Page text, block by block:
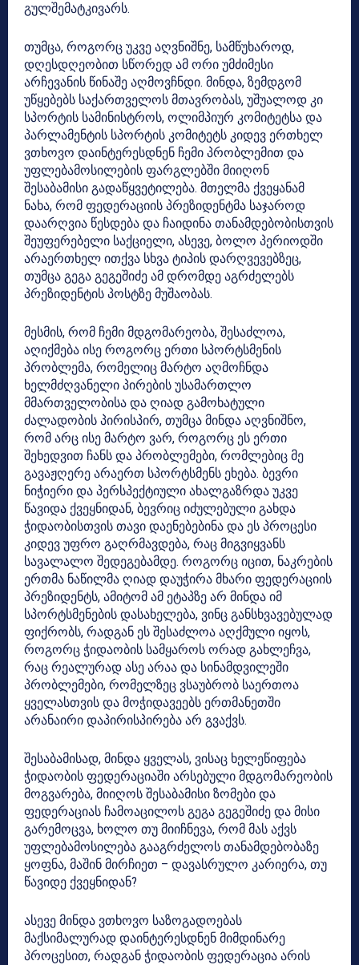
გულშემატკივარს.
თუმცა, როგორც უკვე აღვნიშნე, სამწუხაროდ,
დღესდღეობით სწორედ ამ ორი უმძიმესი
არჩევანის წინაშე აღმოვჩნდი. მინდა, ზემდგომ
უწყებებს საქართველოს მთავრობას, უშუალოდ კი
სპორტის სამინისტროს, ოლიმპიურ კომიტეტსა და
პარლამენტის სპორტის კომიტეტს კიდევ ერთხელ
ვთხოვო დაინტერესდნენ ჩემი პრობლემით და
უფლებამოსილების ფარგლებში მიიღონ
შესაბამისი გადაწყვეტილება. მთელმა ქვეყანამ
ნახა, რომ ფედერაციის პრეზიდენტმა საჯაროდ
დაარღვია წესდება და ჩაიდინა თანამდებობისთვის
შეუფერებელი საქციელი, ასევე, ბოლო პერიოდში
არაერთხელ ითქვა სხვა ტიპის დარღვევებზეც,
თუმცა გეგა გეგეშიძე ამ დრომდე აგრძელებს
პრეზიდენტის პოსტზე მუშაობას.
მესმის, რომ ჩემი მდგომარეობა, შესაძლოა,
აღიქმება ისე როგორც ერთი სპორტსმენის
პრობლემა, რომელიც მარტო აღმოჩნდა
ხელმძღვანელი პირების უსამართლო
მმართველობისა და ღიად გამოხატული
ძალადობის პირისპირ, თუმცა მინდა აღვნიშნო,
რომ არც ისე მარტო ვარ, როგორც ეს ერთი
შეხედვით ჩანს და პრობლემები, რომლებიც მე
გავაჟღერე არაერთ სპორტსმენს ეხება. ბევრი
ნიჭიერი და პერსპექტიული ახალგაზრდა უკვე
წავიდა ქვეყნიდან, ბევრიც იძულებული გახდა
ჭიდაობისთვის თავი დაენებებინა და ეს პროცესი
კიდევ უფრო გაღრმავდება, რაც მიგვიყვანს
სავალალო შედეგებამდე. როგორც იცით, ნაკრების
ერთმა ნაწილმა ღიად დაუჭირა მხარი ფედერაციის
პრეზიდენტს, ამიტომ ამ ეტაპზე არ მინდა იმ
სპორტსმენების დასახელება, ვინც განსხვავებულად
ფიქრობს, რადგან ეს შესაძლოა აღქმული იყოს,
როგორც ჭიდაობის სამყაროს ორად გახლეჩვა,
რაც რეალურად ასე არაა და სინამდვილეში
პრობლემები, რომელზეც ვსაუბრობ საერთოა
ყველასთვის და მოჭიდავეებს ერთმანეთში
არანაირი დაპირისპირება არ გვაქვს.
შესაბამისად, მინდა ყველას, ვისაც ხელეწიფება
ჭიდაობის ფედერაციაში არსებული მდგომარეობის
მოგვარება, მიიღოს შესაბამისი ზომები და
ფედერაციას ჩამოაცილოს გეგა გეგეშიძე და მისი
გარემოცვა, ხოლო თუ მიიჩნევა, რომ მას აქვს
უფლებამოსილება გააგრძელოს თანამდებობაზე
ყოფნა, მაშინ მირჩიეთ – დავასრულო კარიერა, თუ
წავიდე ქვეყნიდან?
ასევე მინდა ვთხოვო საზოგადოებას
მაქსიმალურად დაინტერესდნენ მიმდინარე
პროცესით, რადგან ჭიდაობის ფედერაცია არის